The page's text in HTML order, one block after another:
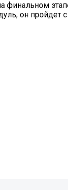
финальном
он пройдет